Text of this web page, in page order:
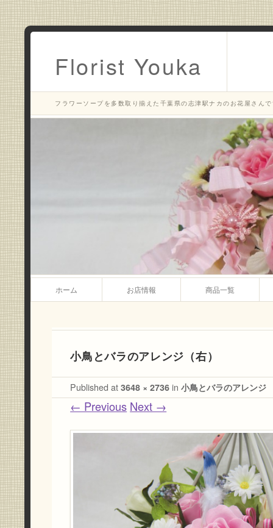
Florist Youka
フラワーソープを多数取り揃えた千葉県の志津駅ナカのお花屋さん
Skip to content
ホーム お店情報 商品一覧
小鳥とバラのアレンジ（右）
Publishedat3648 × 2736 in小鳥とバラのアレンジ
← Previous Next →